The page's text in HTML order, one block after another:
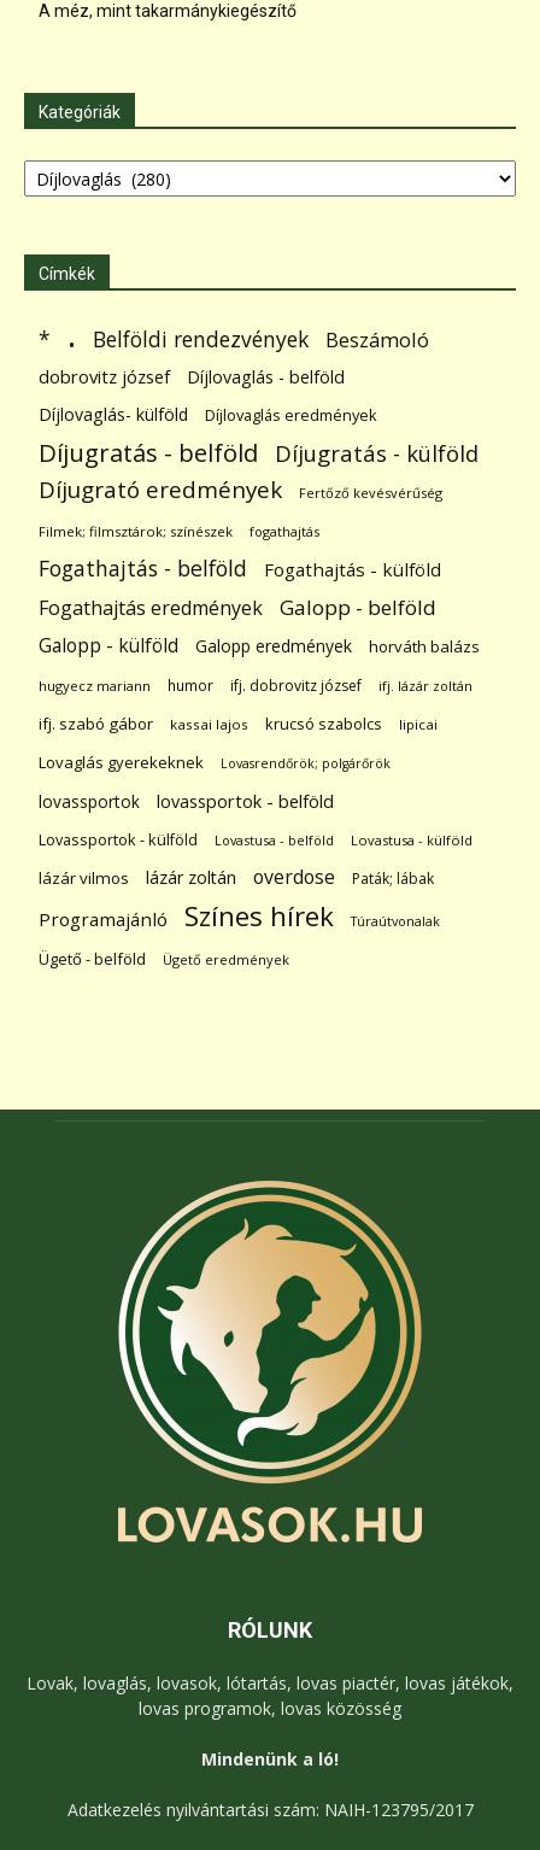
A méz, mint takarmánykiegészítő
Kategóriák
Kategóriák
Címkék
* . Belföldi rendezvények Beszámoló
dobrovitz józsef
Díjlovaglás - belföld
Díjlovaglás- külföld
Díjlovaglás eredmények
Díjugratás - belföld Díjugratás - külföld
Díjugrató eredmények Fertőző kevésvérűség
Filmek; filmsztárok; színészek fogathajtás
Fogathajtás - belföld Fogathajtás - külföld
Fogathajtás eredmények Galopp - belföld
Galopp - külföld Galopp eredmények horváth balázs
hugyecz mariann humor ifj. dobrovitz józsef ifj. lázár zoltán
ifj. szabó gábor kassai lajos krucsó szabolcs lipicai
Lovaglás gyerekeknek Lovasrendőrök; polgárőrök
lovassportok lovassportok - belföld
Lovassportok - külföld Lovastusa - belföld Lovastusa - külföld
lázár vilmos lázár zoltán overdose Paták; lábak
Programajánló Színes hírek Túraútvonalak
Ügető - belföld Ügető eredmények
RÓLUNK
Lovak, lovaglás, lovasok, lótartás, lovas piactér, lovas játékok,
lovas programok, lovas közösség
Mindenünk a ló!
Adatkezelés nyilvántartási szám: NAIH-123795/2017